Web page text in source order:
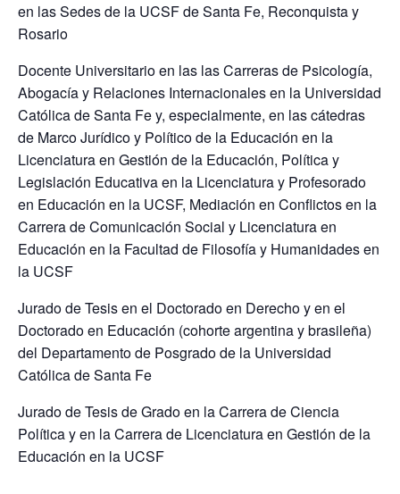
en las Sedes de la UCSF de Santa Fe, Reconquista y
Rosario
Docente Universitario en las las Carreras de Psicología,
Abogacía y Relaciones Internacionales en la Universidad
Católica de Santa Fe y, especialmente, en las cátedras
de Marco Jurídico y Político de la Educación en la
Licenciatura en Gestión de la Educación, Política y
Legislación Educativa en la Licenciatura y Profesorado
en Educación en la UCSF, Mediación en Conflictos en la
Carrera de Comunicación Social y Licenciatura en
Educación en la Facultad de Filosofía y Humanidades en
la UCSF
Jurado de Tesis en el Doctorado en Derecho y en el
Doctorado en Educación (cohorte argentina y brasileña)
del Departamento de Posgrado de la Universidad
Católica de Santa Fe
Jurado de Tesis de Grado en la Carrera de Ciencia
Política y en la Carrera de Licenciatura en Gestión de la
Educación en la UCSF